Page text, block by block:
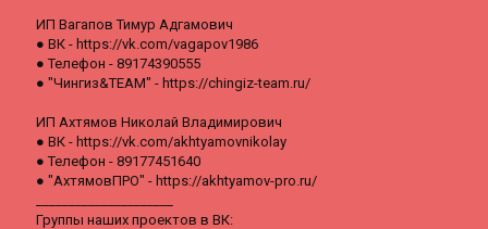
ИП Вагапов Тимур Адгамович
● ВК - https://vk.com/vagapov1986
● Телефон - 89174390555
● "Чингиз&TEAM" - https://chingiz-team.ru/
ИП Ахтямов Николай Владимирович
● ВК - https://vk.com/akhtyamovnikolay
● Телефон - 89177451640
● "АхтямовПРО" - https://akhtyamov-pro.ru/
Группы наших проектов в ВК: